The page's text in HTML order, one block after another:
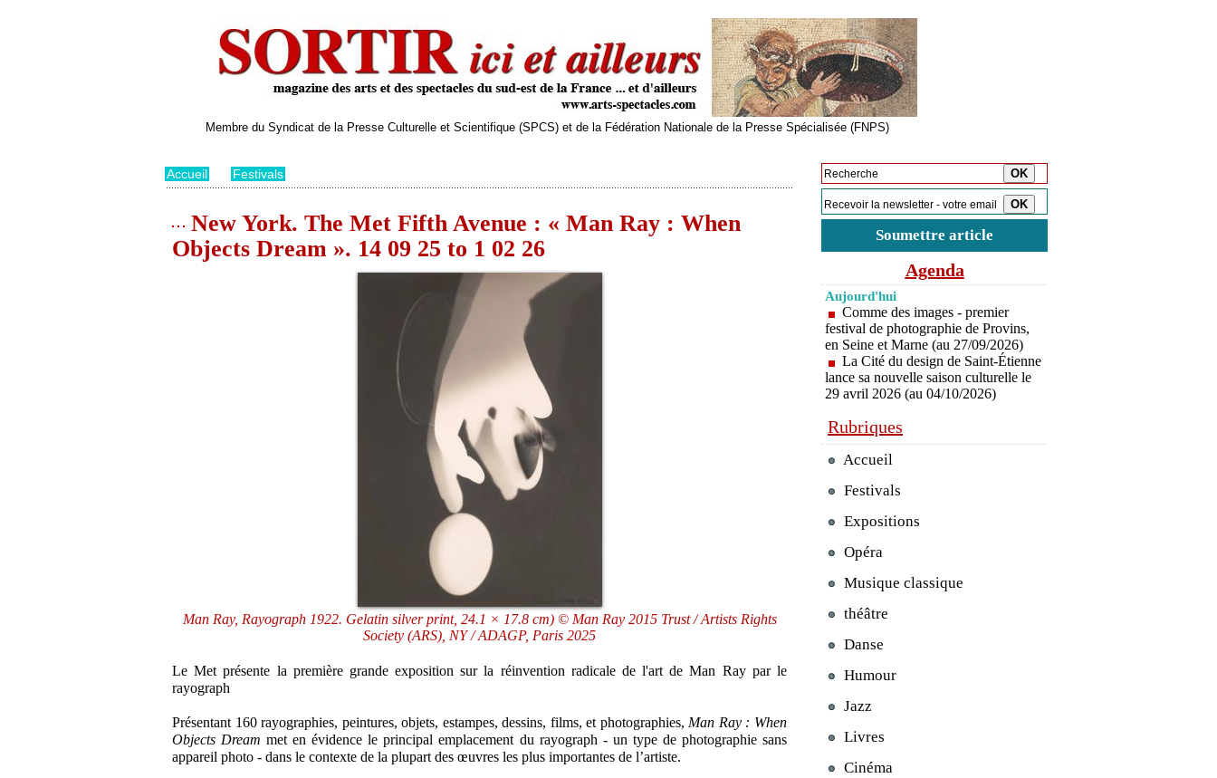
Membre du Syndicat de la Presse Culturelle et Scientifique (SPCS) et de la Fédération Nationale de la Presse Spécialisée (FNPS)
Accueil Festivals
New York. The Met Fifth Avenue : « Man Ray : When
Objects Dream ». 14 09 25 to 1 02 26
Man Ray, Rayograph 1922. Gelatin silver print, 24.1 × 17.8 cm) © Man Ray 2015 Trust / Artists Rights
Society (ARS), NY / ADAGP, Paris 2025
Le Met présente la première grande exposition sur la réinvention radicale de l'art de Man Ray par le
rayograph
Présentant 160 rayographies, peintures, objets, estampes, dessins, films, et photographies, Man Ray : When
Objects Dream met en évidence le principal emplacement du rayograph - un type de photographie sans
appareil photo - dans le contexte de la plupart des œuvres les plus importantes de l’artiste.
Soumettre article
Agenda
Aujourd'hui
Comme des images - premier
festival de photographie de Provins,
en Seine et Marne (au 27/09/2026)
La Cité du design de Saint-Étienne
lance sa nouvelle saison culturelle le
29 avril 2026 (au 04/10/2026)
Rubriques
Accueil
Festivals
Expositions
Opéra
Musique classique
théâtre
Danse
Humour
Jazz
Livres
Cinéma